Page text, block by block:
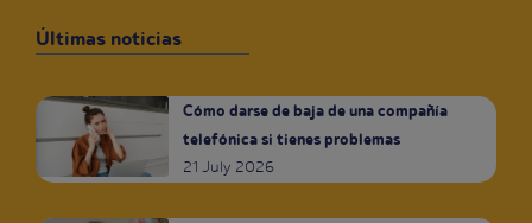
Últimas noticias
Cómo darse de baja de una compañía
telefónica si tienes problemas
21 July 2026